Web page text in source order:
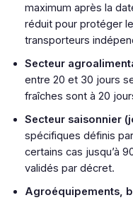
maximum après la
réduit pour protéger
transporteurs
Secteur
entre 20 et 30 jours
fraîches sont à 20
Secteur saisonnier
spécifiques définis
certains cas jusqu’à
validés par décret.
Agroéquipements,